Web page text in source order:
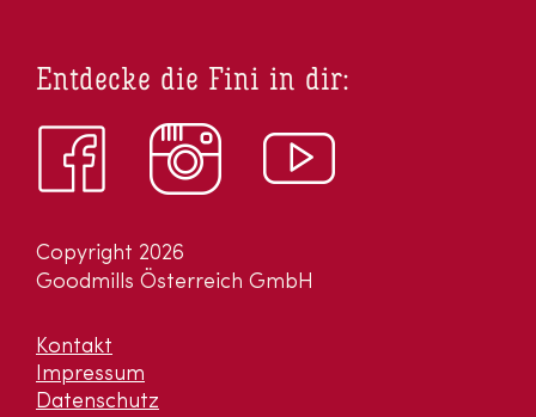
Copyright 2026
Goodmills Österreich GmbH
Kontakt
Impressum
Datenschutz
Entdecke die Fini in dir: